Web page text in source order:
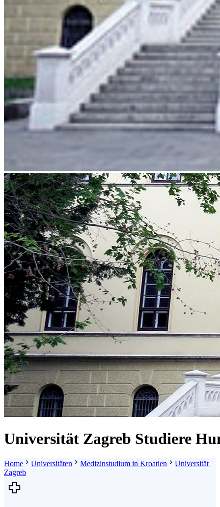
Universität Zagreb Studiere
Home Universitäten Medizinstudium in Kroatien
Universität
Zagreb